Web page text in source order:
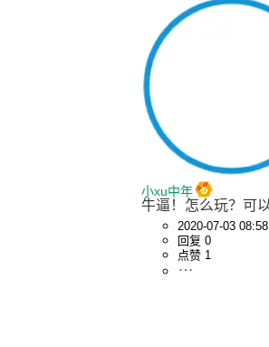
小xu中年
牛逼！怎么玩？可
2020-07-03
回复 0
点赞 1